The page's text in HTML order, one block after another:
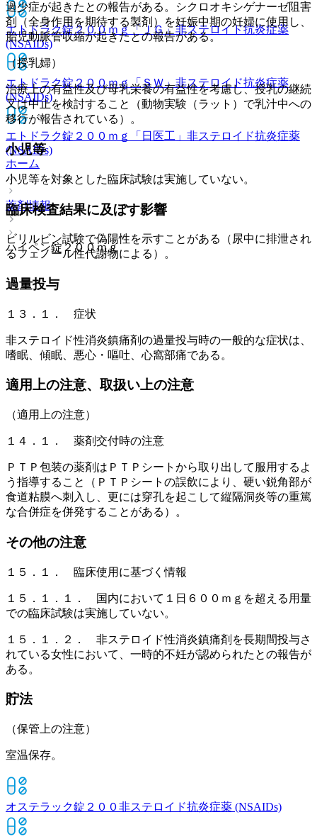
エトドラク錠２００ｍｇ「ＪＧ」 非ステロイド抗炎症薬
(NSAIDs)
エトドラク錠２００ｍｇ「ＳＷ」非ステロイド抗炎症薬
(NSAIDs)
エトドラク錠２００ｍｇ「日医工」 非ステロイド抗炎症薬
(NSAIDs)
ホーム
薬剤情報
ハイペン錠２００ｍｇ
過少症が起きたとの報告がある。シクロオキシゲナーゼ阻害
剤（全身作用を期待する製剤）を妊娠中期の妊婦に使用し、
胎児動脈管収縮が起きたとの報告がある。
（授乳婦）
治療上の有益性及び母乳栄養の有益性を考慮し、授乳の継続
又は中止を検討すること（動物実験（ラット）で乳汁中への
移行が報告されている）。
小児等
小児等を対象とした臨床試験は実施していない。
臨床検査結果に及ぼす影響
ビリルビン試験で偽陽性を示すことがある（尿中に排泄され
るフェノール性代謝物による）。
過量投与
１３．１． 症状
非ステロイド性消炎鎮痛剤の過量投与時の一般的な症状は、
嗜眠、傾眠、悪心・嘔吐、心窩部痛である。
適用上の注意、取扱い上の注意
（適用上の注意）
１４．１． 薬剤交付時の注意
ＰＴＰ包装の薬剤はＰＴＰシートから取り出して服用するよ
う指導すること（ＰＴＰシートの誤飲により、硬い鋭角部が
食道粘膜へ刺入し、更には穿孔を起こして縦隔洞炎等の重篤
な合併症を併発することがある）。
その他の注意
１５．１． 臨床使用に基づく情報
１５．１．１． 国内において１日６００ｍｇを超える用量
での臨床試験は実施していない。
１５．１．２． 非ステロイド性消炎鎮痛剤を長期間投与さ
れている女性において、一時的不妊が認められたとの報告が
ある。
貯法
（保管上の注意）
室温保存。
オステラック錠２００非ステロイド抗炎症薬 (NSAIDs)